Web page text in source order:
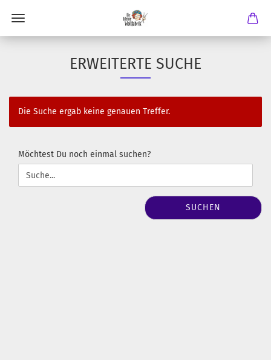
ERWEITERTE SUCHE
Die Suche ergab keine genauen Treffer.
MÖCHTEST
DU
NOCH
EINMAL
Möchtest Du noch einmal suchen?
SUCHEN